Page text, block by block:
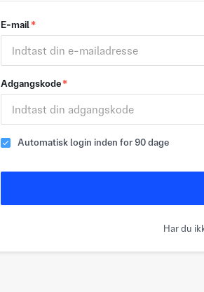
E-mail*
Adgangskode*
Automatisk login inden for 90 dage
Har du